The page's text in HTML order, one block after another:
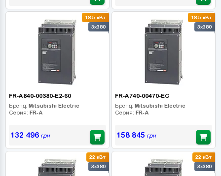
18.5 кВт
3x380
FR-A840-00380-E2-60
Бренд: Mitsubishi Electric
Серия: FR-A
132 496грн
18.5 кВт
3x380
FR-A740-00470-EC
Бренд: Mitsubishi Electric
Серия: FR-A
158 845 грн
22 кВт
3x380
22 кВт
3x380